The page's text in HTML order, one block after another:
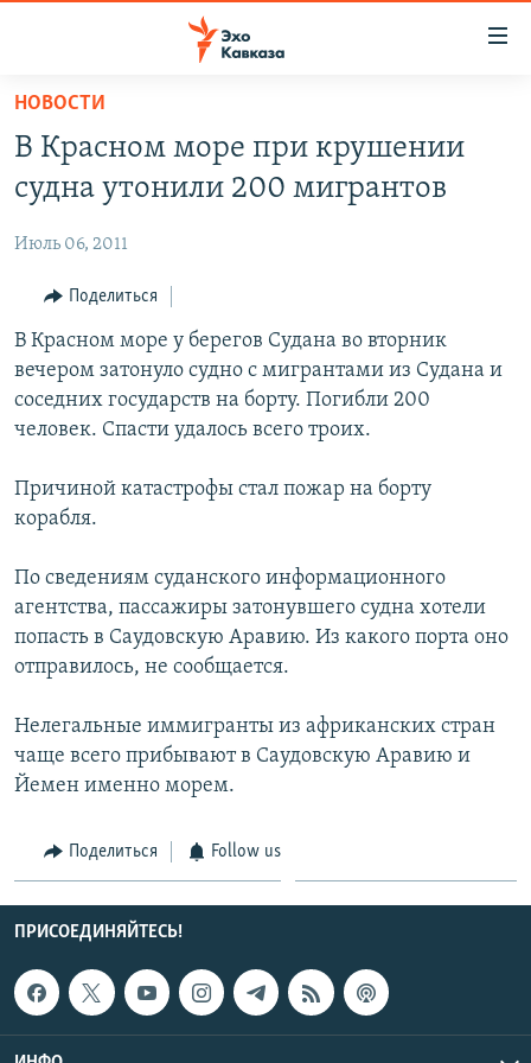
Вернуться
основному
содержанию
Вернутся
навигации
Вернутся
поиску
ТБИЛИСИ
СУХУМИ
ЦХИНВАЛИ
ВЕСЬ КАВКАЗ
СЕВЕРНЫЙ КАВКАЗ
АРМЕНИЯ
АЗЕРБАЙДЖАН
ТЕМЫ
ПОЛИТИКА
ЭКОНОМИКА
КУЛЬТУРА
РУБРИКИ
НЕКРУГЛЫЙ СТОЛ
ПОЗИЦИЯ
ЧИТАЕМ ПРЕССУ
МУЛЬТИМЕДИА
ФОТО
ПОДКАСТЫ
ПРИСОЕДИНЯЙТЕСЬ!
Все сайты РСЕ/РС
НОВОСТИ
В Красном море при крушении
судна утонили 200 мигрантов
Июль 06, 2011
Поделиться
В Красном море у берегов Судана во вторник
вечером затонуло судно с мигрантами из Судана и
соседних государств на борту. Погибли 200
человек. Спасти удалось всего троих.
Причиной катастрофы стал пожар на борту
корабля.
По сведениям суданского информационного
агентства, пассажиры затонувшего судна хотели
попасть в Саудовскую Аравию. Из какого порта оно
отправилось, не сообщается.
Нелегальные иммигранты из африканских стран
чаще всего прибывают в Саудовскую Аравию и
Йемен именно морем.
Поделиться Follow us
ПРИСОЕДИНЯЙТЕСЬ!